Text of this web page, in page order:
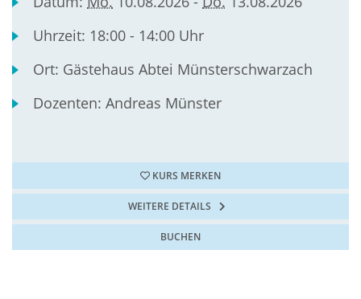
Uhrzeit: 18:00 - 14:00 Uhr
Ort: Gästehaus Abtei Münsterschwarzach
Dozenten:Andreas Münster
KURS MERKEN
WEITERE DETAILS
BUCHEN